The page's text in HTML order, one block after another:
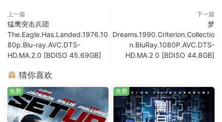
上一篇
猛鹰突击兵团
The.Eagle.Has.Landed.1976.10
80p.Blu-ray.AVC.DTS-
HD.MA.2.0 [BDISO 45.69GB]
下一篇
梦
Dreams.1990.Criterion.Collectio
n.BluRay.1080P.AVC.DTS-
HD.MA.2 0 [BDISO 44.8GB]
猜你喜欢
免费 免费